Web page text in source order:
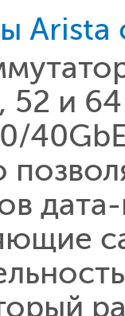
Arista
52 и